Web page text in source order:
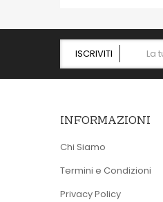
ISCRIVITI
INFORMAZIONI
Chi Siamo
Termini e Condizioni
Privacy Policy